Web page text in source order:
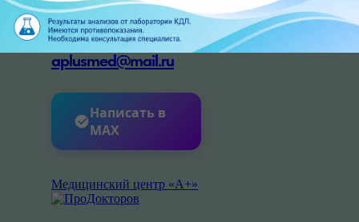
aplusmed@mail.ru
+7 (8552) 923-903
Медицинский центр «А+»
Написать в
MAX